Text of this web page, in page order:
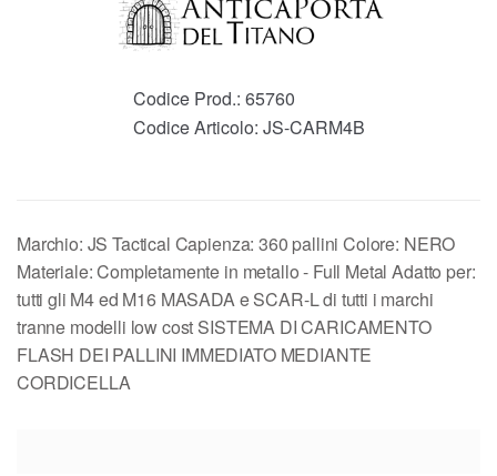
Codice Prod.: 65760
Codice Articolo: JS-CARM4B
Marchio: JS Tactical Capienza: 360 pallini Colore: NERO
Materiale: Completamente in metallo - Full Metal Adatto per:
tutti gli M4 ed M16 MASADA e SCAR-L di tutti i marchi
tranne modelli low cost SISTEMA DI CARICAMENTO
FLASH DEI PALLINI IMMEDIATO MEDIANTE
CORDICELLA